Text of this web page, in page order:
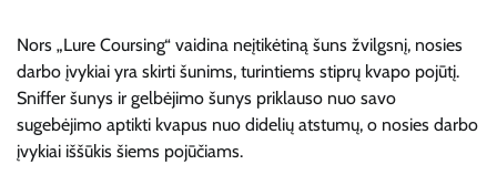
Nors „Lure Coursing“ vaidina neįtikėtiną šuns žvilgsnį, nosies
darbo įvykiai yra skirti šunims, turintiems stiprų kvapo pojūtį.
Sniffer šunys ir gelbėjimo šunys priklauso nuo savo
sugebėjimo aptikti kvapus nuo didelių atstumų, o nosies darbo
įvykiai iššūkis šiems pojūčiams.